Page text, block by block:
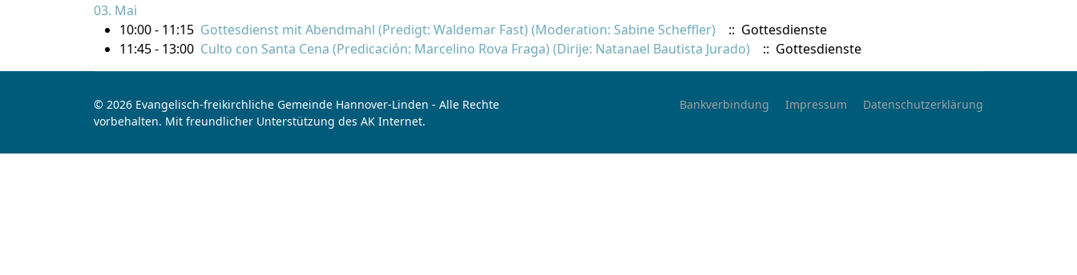
03. Mai
10:00 - 11:15 Gottesdienst mit Abendmahl (Predigt: Waldemar Fast) (Moderation: Sabine Scheffler)
:: Gottesdienste
11:45 - 13:00 Culto con Santa Cena (Predicación: Marcelino Rova Fraga) (Dirije: Natanael Bautista Jurado) :: Gottesdienste
© 2026 Evangelisch-freikirchliche Gemeinde Hannover-Linden - Alle Rechte
vorbehalten. Mit freundlicher Unterstützung des AK Internet.
Bankverbindung Impressum Datenschutzerklärung